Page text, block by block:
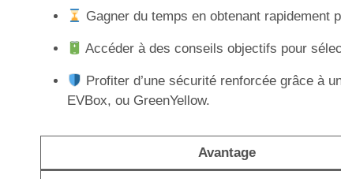
Gagner du temps en obtenant rapidement
Accéder à des conseils objectifs pour
Profiter d’une sécurité renforcée grâce à
EVBox, ou GreenYellow.
Avantage